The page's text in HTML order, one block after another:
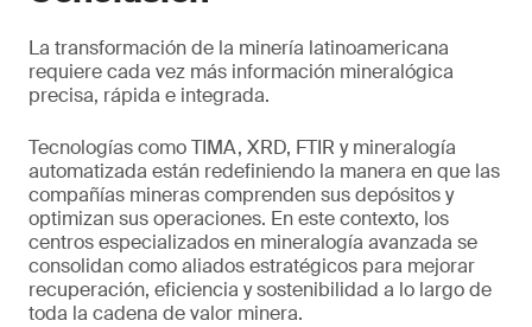
La transformación de la minería latinoamericana
requiere cada vez más información mineralógica
precisa, rápida e integrada.
Tecnologías como TIMA, XRD, FTIR y mineralogía
automatizada están redefiniendo la manera en que las
compañías mineras comprenden sus depósitos y
optimizan sus operaciones. En este contexto, los
centros especializados en mineralogía avanzada se
consolidan como aliados estratégicos para mejorar
recuperación, eficiencia y sostenibilidad a lo largo de
toda la cadena de valor minera.